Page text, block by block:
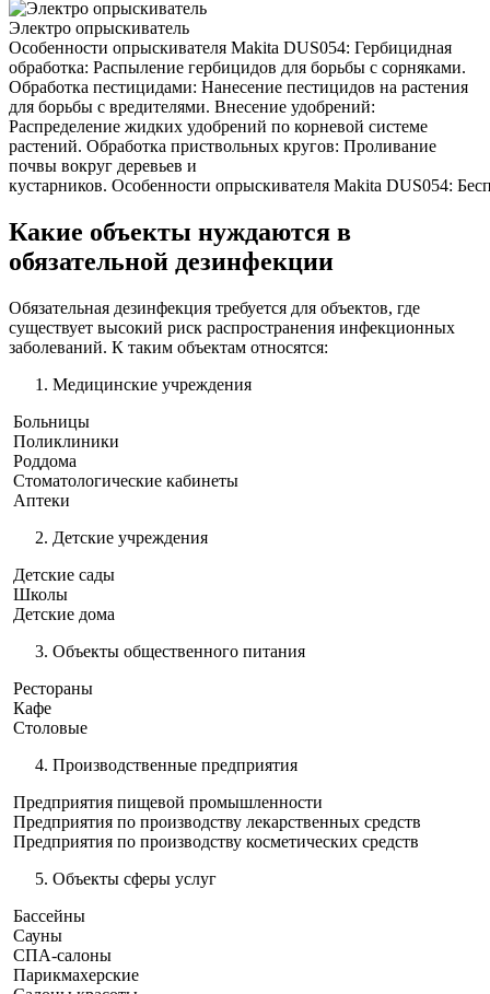
Электро опрыскиватель
Особенности опрыскивателя Makita DUS054: Гербицидная
обработка: Распыление гербицидов для борьбы с сорняками.
Обработка пестицидами: Нанесение пестицидов на растения
для борьбы с вредителями. Внесение удобрений:
Распределение жидких удобрений по корневой системе
растений. Обработка приствольных кругов: Проливание
почвы вокруг деревьев и
кустарников. Особенности опрыскивателя Makita DUS054:
Какие объекты нуждаются в
обязательной дезинфекции
Обязательная дезинфекция требуется для объектов, где
существует высокий риск распространения инфекционных
заболеваний. К таким объектам относятся:
Медицинские учреждения
Больницы
Поликлиники
Роддома
Стоматологические кабинеты
Аптеки
Детские учреждения
Детские сады
Школы
Детские дома
Объекты общественного питания
Рестораны
Кафе
Столовые
Производственные предприятия
Предприятия пищевой промышленности
Предприятия по производству лекарственных средств
Предприятия по производству косметических средств
Объекты сферы услуг
Бассейны
Сауны
СПА-салоны
Парикмахерские